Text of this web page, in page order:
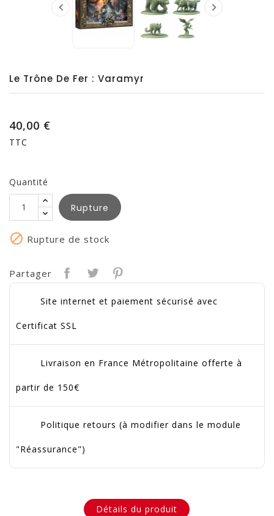
 
Le Trône De Fer : Varamyr
40,00 €
TTC
Quantité
Rupture
 Rupture de stock
Partager
Site internet et paiement sécurisé avec
Certificat SSL
Livraison en France Métropolitaine offerte à
partir de 150€
Politique retours (à modifier dans le module
"Réassurance")
Détails du produit